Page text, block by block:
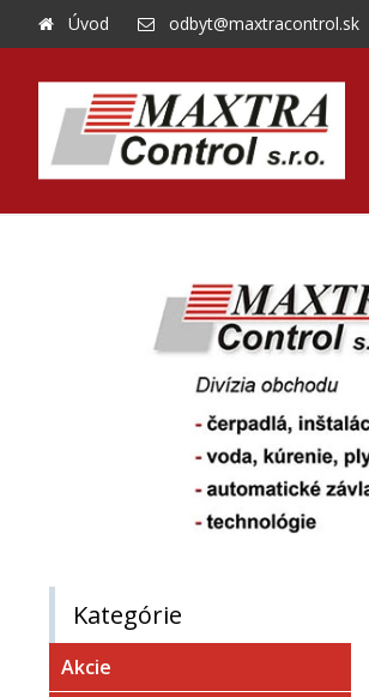
Úvod odbyt@maxtracontrol.sk
Kategórie
Akcie